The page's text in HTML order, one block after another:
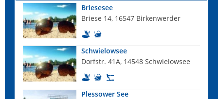
Briesesee
Briese 14, 16547 Birkenwerder
Schwielowsee
Dorfstr. 41A, 14548 Schwielowsee
Plessower See